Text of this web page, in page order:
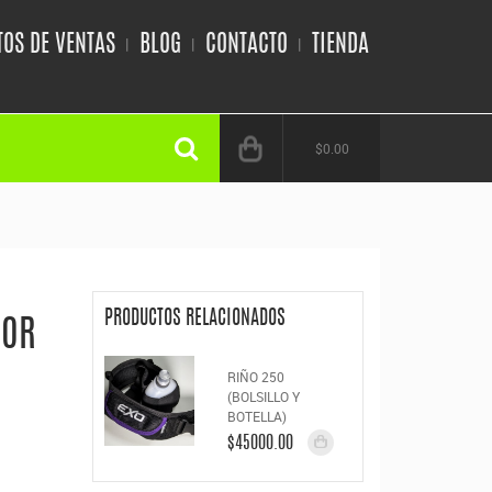
DE VENTAS BLOG CONTACTO TIENDA
$0.00
PRODUCTOS RELACIONADOS
RIÑO 250
(BOLSILLO Y
BOTELLA)
$45000.00